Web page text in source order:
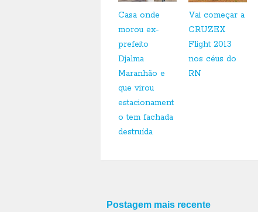
Casa onde
morou ex-
prefeito
Djalma
Maranhão e
que virou
estacionament
o tem fachada
destruída
Vai começar a
CRUZEX
Flight 2013
nos céus do
RN
Postagem mais recente